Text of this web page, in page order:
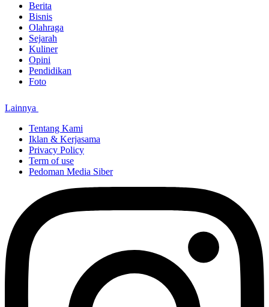
Berita
Bisnis
Olahraga
Sejarah
Kuliner
Opini
Pendidikan
Foto
Lainnya
Tentang Kami
Iklan & Kerjasama
Privacy Policy
Term of use
Pedoman Media Siber